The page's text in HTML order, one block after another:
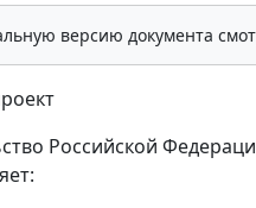
версию документа
Российской